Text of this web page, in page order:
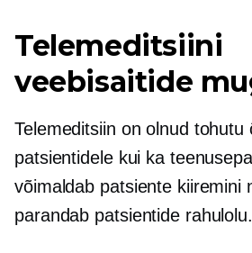
Telemeditsiini
veebisaitide
Telemeditsiin on olnud tohutu
patsientidele kui ka
võimaldab patsiente kiiremini
parandab patsientide rahulolu.